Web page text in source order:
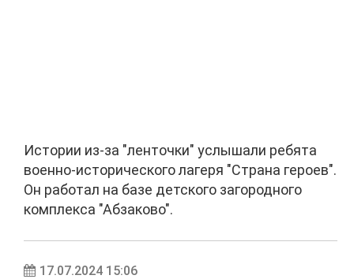
Истории из-за "ленточки" услышали ребята
военно-исторического лагеря "Страна героев".
Он работал на базе детского загородного
комплекса "Абзаково".
17.07.2024 15:06